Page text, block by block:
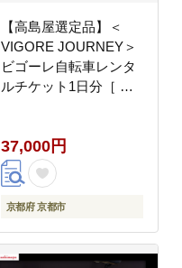
【高島屋選定品】＜
VIGORE JOURNEY＞
ビゴーレ自転車レンタ
ルチケット1日分［ 京
スポーツ アウトドア ツ
ーリング ブランド メー
カー 取り寄せ 通販 ふ
るさと納税 ］
37,000円
京都府 京都市